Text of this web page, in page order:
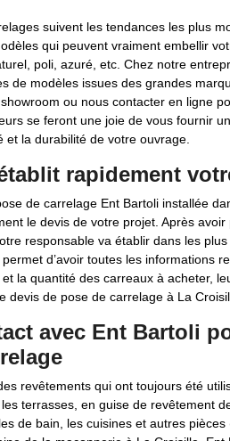
suivent les tendances les plus
qui peuvent vraiment embellir
poli, azuré, etc. Chez notre
de modèles issues des grandes
ou nous contacter en ligne
se feront une joie de vous fournir
et la durabilité de votre ouvrage.
rapidement
de carrelage Ent Bartoli installée
le devis de votre projet. Après
responsable va établir dans les
d’avoir toutes les informations
la quantité des carreaux à acheter,
devis de pose de carrelage à La
avec Ent Bartoli
revêtements qui ont toujours été
terrasses, en guise de revêtement
de bain, les cuisines et autres